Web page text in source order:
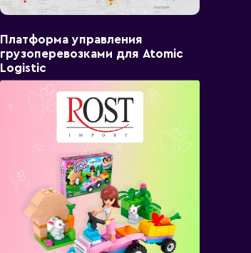
Платформа управления
грузоперевозками для Atomic
Logistic